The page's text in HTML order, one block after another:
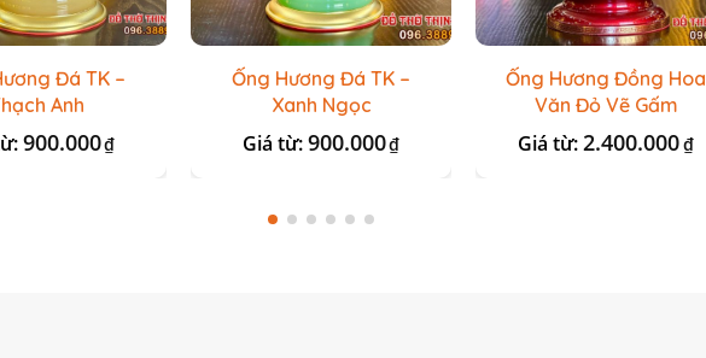
Đá TK –
Anh
900.000₫
Ống Hương Đá TK –
Xanh Ngọc
Giá từ:900.000₫
Ống Hương Đồng Hoa
Văn Đỏ Vẽ Gấm
Giá từ:2.400.000₫